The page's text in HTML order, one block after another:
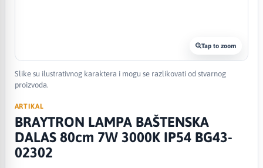
Tap to zoom
Slike su ilustrativnog karaktera i mogu se razlikovati od stvarnog
proizvoda.
ARTIKAL
BRAYTRON LAMPA BAŠTENSKA
DALAS 80cm 7W 3000K IP54 BG43-
02302